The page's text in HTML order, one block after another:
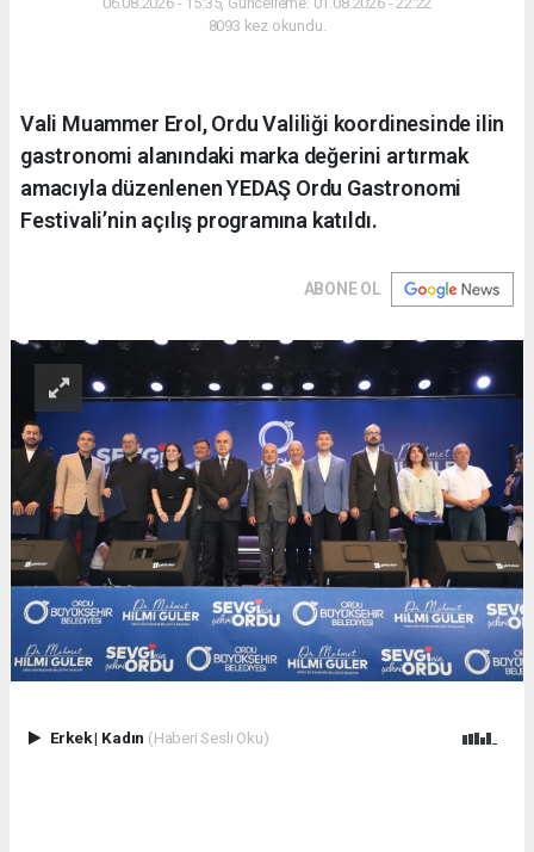
8093 kez okundu.
Vali Muammer Erol, Ordu Valiliği koordinesinde ilin
gastronomi alanındaki marka değerini artırmak
amacıyla düzenlenen YEDAŞ Ordu Gastronomi
Festivali’nin açılış programına katıldı.
ABONE OL
Erkek| Kadın (Haberi Sesli Oku)